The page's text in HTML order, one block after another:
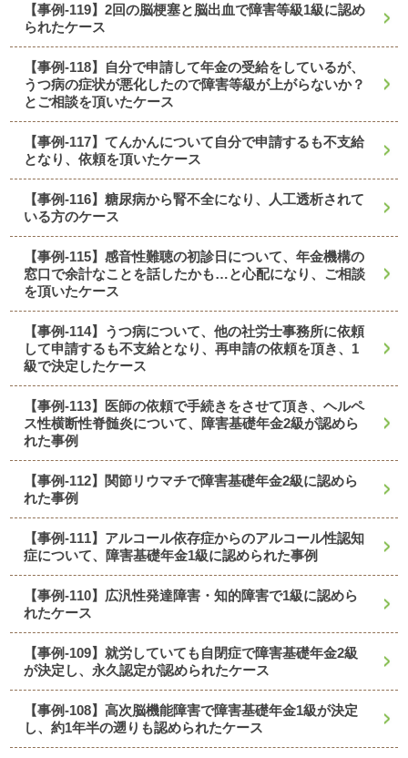
【事例-119】2回の脳梗塞と脳出血で障害等級1級に認め
られたケース
【事例-118】自分で申請して年金の受給をしているが、
うつ病の症状が悪化したので障害等級が上がらないか？
とご相談を頂いたケース
【事例-117】てんかんについて自分で申請するも不支給
となり、依頼を頂いたケース
【事例-116】糖尿病から腎不全になり、人工透析されて
いる方のケース
【事例-115】感音性難聴の初診日について、年金機構の
窓口で余計なことを話したかも…と心配になり、ご相談
を頂いたケース
【事例-114】うつ病について、他の社労士事務所に依頼
して申請するも不支給となり、再申請の依頼を頂き、1
級で決定したケース
【事例-113】医師の依頼で手続きをさせて頂き、ヘルペ
ス性横断性脊髄炎について、障害基礎年金2級が認めら
れた事例
【事例-112】関節リウマチで障害基礎年金2級に認めら
れた事例
【事例-111】アルコール依存症からのアルコール性認知
症について、障害基礎年金1級に認められた事例
【事例-110】広汎性発達障害・知的障害で1級に認めら
れたケース
【事例-109】就労していても自閉症で障害基礎年金2級
が決定し、永久認定が認められたケース
【事例-108】高次脳機能障害で障害基礎年金1級が決定
し、約1年半の遡りも認められたケース